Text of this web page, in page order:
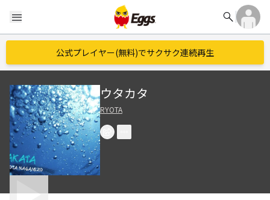
menu search
公式プレイヤー(無料)でサクサク連続再生
ウタカタ
RYOTA